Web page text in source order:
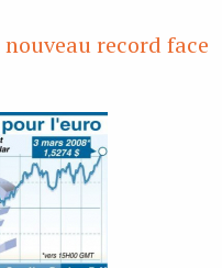
record face